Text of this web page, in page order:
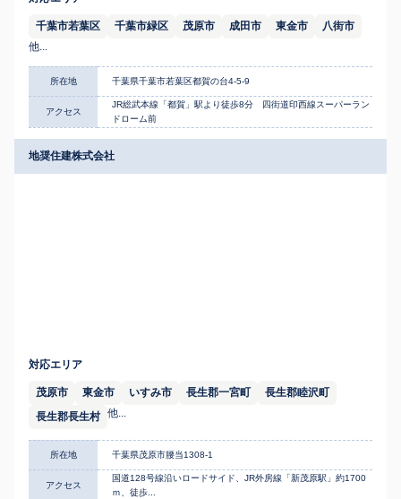
千葉市若葉区 千葉市緑区 茂原市 成田市 東金市
八街市
他...
所在地 千葉県千葉市若葉区都賀の台4-5-9
アクセス
JR総武本線「都賀」駅より徒歩8分 四街道印西線スーパーラン
ドローム前
地奨住建株式会社
対応エリア
茂原市 東金市 いすみ市 長生郡一宮町
長生郡睦沢町
長生郡長生村 他...
所在地 千葉県茂原市腰当1308-1
アクセス
国道128号線沿いロードサイド、JR外房線「新茂原駅」約1700
ｍ、徒歩...